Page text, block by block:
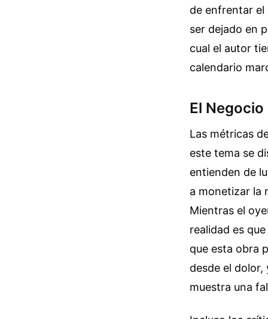
de enfrentar el
ser dejado en
cual el autor
calendario
El
Las métricas
este tema se
entienden de
a monetizar la
Mientras el
realidad es
que esta obra
desde el
muestra una